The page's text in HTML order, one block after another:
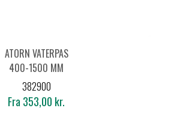
ATORN VATERPAS
400-1500 MM
382900
Fra 353,00 kr.